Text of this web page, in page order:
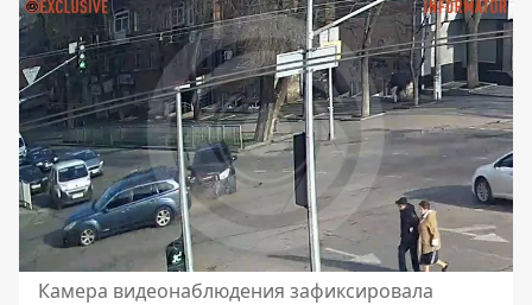
Камера видеонаблюдения зафиксировала